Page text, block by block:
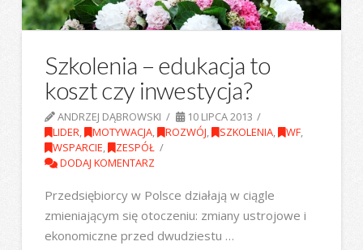
Szkolenia – edukacja to
koszt czy inwestycja?
ANDRZEJ DĄBROWSKI
10 LIPCA 2013
LIDER, MOTYWACJA, ROZWÓJ, SZKOLENIA, WF,
WSPARCIE, ZESPÓŁ
DODAJ KOMENTARZ
Przedsiębiorcy w Polsce działają w ciągle
zmieniającym się otoczeniu: zmiany ustrojowe i
ekonomiczne przed dwudziestu …